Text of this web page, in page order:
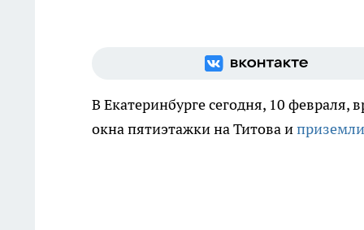
В Екатеринбурге сегодня, 10
окна пятиэтажки на Титова и